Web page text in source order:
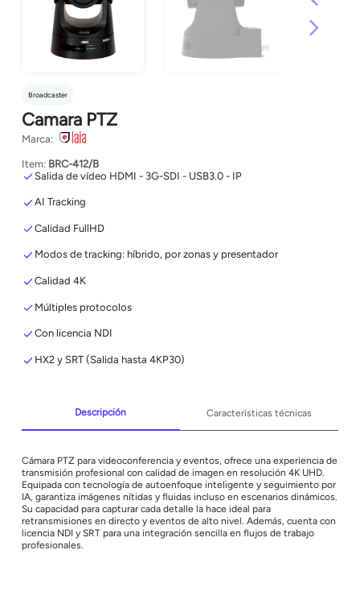
Broadcaster
Camara PTZ
Marca:
Item: BRC-412/B
Salida de vídeo HDMI - 3G-SDI - USB3.0 - IP
AI Tracking
Calidad FullHD
Modos de tracking: híbrido, por zonas y presentador
Calidad 4K
Múltiples protocolos
Con licencia NDI
HX2 y SRT (Salida hasta 4KP30)
Descripción Características técnicas
Cámara PTZ para videoconferencia y eventos, ofrece una experiencia de
transmisión profesional con calidad de imagen en resolución 4K UHD.
Equipada con tecnología de autoenfoque inteligente y seguimiento por
IA, garantiza imágenes nítidas y fluidas incluso en escenarios dinámicos.
Su capacidad para capturar cada detalle la hace ideal para
retransmisiones en directo y eventos de alto nivel. Además, cuenta con
licencia NDI y SRT para una integración sencilla en flujos de trabajo
profesionales.